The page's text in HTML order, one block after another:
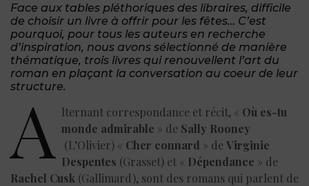
Face aux tables pléthoriques des libraires, difficile
de choisir un livre à offrir pour les fêtes… C’est
pourquoi, pour tous les auteurs en recherche
d’inspiration, nous avons sélectionné de manière
thématique, trois livres qui renouvellent l’art du
roman en plaçant la conversation au coeur de leur
structure.
A lternant correspondance et récit, « Où es-tu
monde admirable » de Sally Rooney
(L’Olivier) « Cher connard » de Virginie
Despentes (Grasset) et « Dépendance » de
Rachel Cusk (Gallimard), sont des romans qui parlent de